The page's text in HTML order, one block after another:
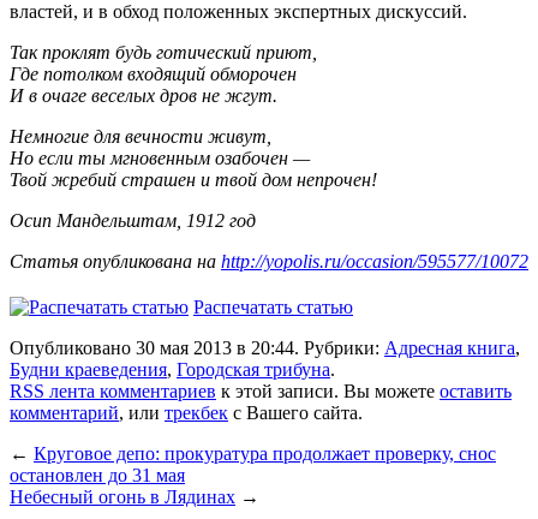
властей, и в обход положенных экспертных дискуссий.
Так проклят будь готический приют,
Где потолком входящий обморочен
И в очаге веселых дров не жгут.
Немногие для вечности живут,
Но если ты мгновенным озабочен —
Твой жребий страшен и твой дом непрочен!
Осип Мандельштам, 1912 год
Статья опубликована на http://yopolis.ru/occasion/595577/10072
Распечатать статью
Опубликовано 30 мая 2013 в 20:44. Рубрики: Адресная книга,
Будни краеведения, Городская трибуна.
RSS лента комментариев к этой записи. Вы можете оставить
комментарий, или трекбек с Вашего сайта.
← Круговое депо: прокуратура продолжает проверку, снос
остановлен до 31 мая
Небесный огонь в Лядинах →